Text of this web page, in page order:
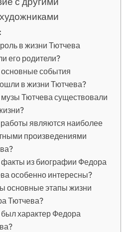
в жизни Тютчева
его родители?
основные события
в жизни Тютчева?
музы Тютчева существовали
работы являются наиболее
произведениями
факты из биографии Федора
особенно интересны?
основные этапы жизни
Тютчева?
характер Федора